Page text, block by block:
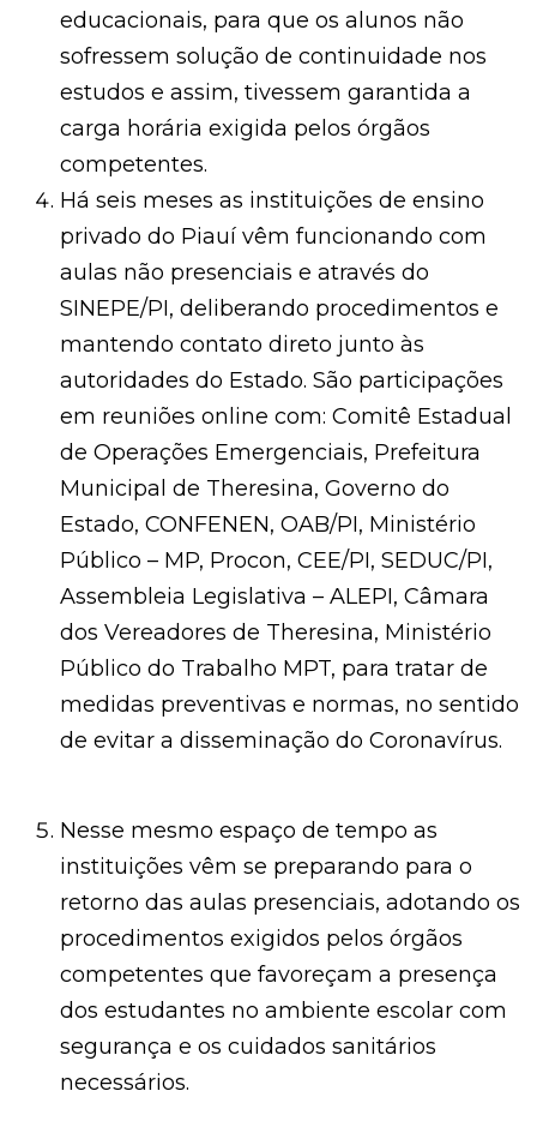
educacionais, para que os alunos não
sofressem solução de continuidade nos
estudos e assim, tivessem garantida a
carga horária exigida pelos órgãos
competentes.
Há seis meses as instituições de ensino
privado do Piauí vêm funcionando com
aulas não presenciais e através do
SINEPE/PI, deliberando procedimentos e
mantendo contato direto junto às
autoridades do Estado. São participações
em reuniões online com: Comitê Estadual
de Operações Emergenciais, Prefeitura
Municipal de Theresina, Governo do
Estado, CONFENEN, OAB/PI, Ministério
Público – MP, Procon, CEE/PI, SEDUC/PI,
Assembleia Legislativa – ALEPI, Câmara
dos Vereadores de Theresina, Ministério
Público do Trabalho MPT, para tratar de
medidas preventivas e normas, no sentido
de evitar a disseminação do Coronavírus.
Nesse mesmo espaço de tempo as
instituições vêm se preparando para o
retorno das aulas presenciais, adotando os
procedimentos exigidos pelos órgãos
competentes que favoreçam a presença
dos estudantes no ambiente escolar com
segurança e os cuidados sanitários
necessários.